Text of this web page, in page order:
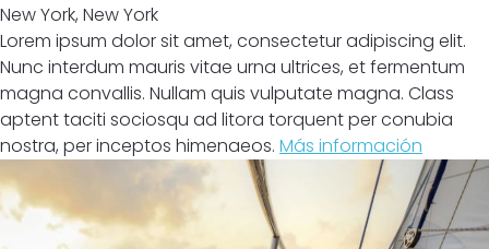
New York, New York
Lorem ipsum dolor sit amet, consectetur adipiscing elit.
Nunc interdum mauris vitae urna ultrices, et fermentum
magna convallis. Nullam quis vulputate magna. Class
aptent taciti sociosqu ad litora torquent per conubia
nostra, per inceptos himenaeos. Más información